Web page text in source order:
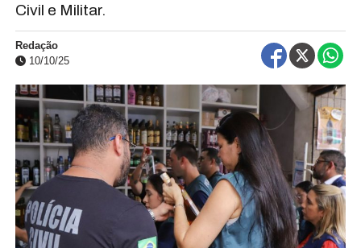
Civil e Militar.
Redação
10/10/25